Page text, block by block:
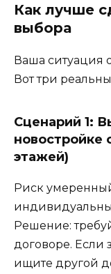
Как лучше
выбора
Ваша ситуация
Вот три
Сценарий 1:
новостройке
этажей)
Риск
Решение:
договоре. Если
ищите другой